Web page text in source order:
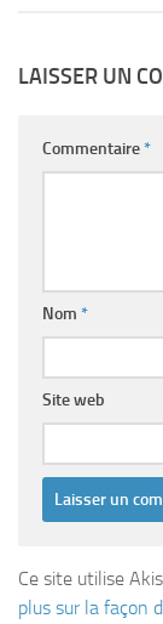
LAISSER UN
Commentaire*
Nom *
Site web
Ce site utilise
plus sur la façon